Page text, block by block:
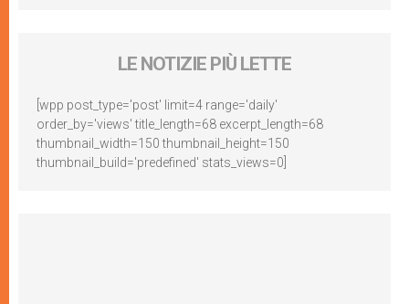
LE NOTIZIE PIÙ LETTE
[wpp post_type='post' limit=4 range='daily'
order_by='views' title_length=68 excerpt_length=68
thumbnail_width=150 thumbnail_height=150
thumbnail_build='predefined' stats_views=0]